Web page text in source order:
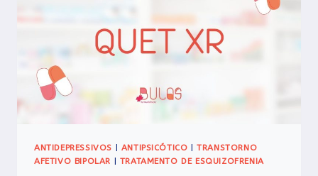
ANTIDEPRESSIVOS ANTIPSICÓTICO |TRANSTORNO
AFETIVO BIPOLAR
TRATAMENTO DE ESQUIZOFRENIA